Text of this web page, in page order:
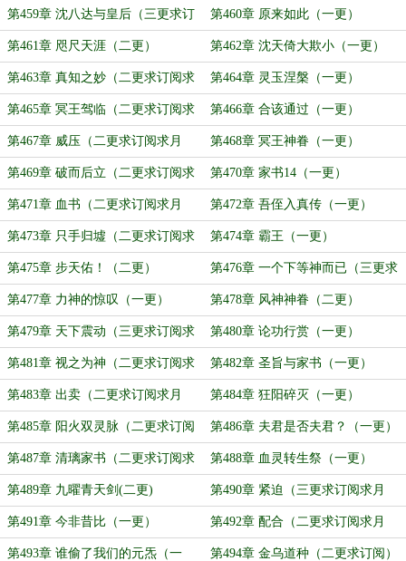
第459章 沈八达与皇后（三更求订
阅求月票）
第460章 原来如此（一更）
第461章 咫尺天涯（二更） 第462章 沈天倚大欺小（一更）
第463章 真知之妙（二更求订阅求
月票）
第464章 灵玉涅槃（一更）
第465章 冥王驾临（二更求订阅求
月票）
第466章 合该通过（一更）
第467章 威压（二更求订阅求月
票）
第468章 冥王神眷（一更）
第469章 破而后立（二更求订阅求
月票）
第470章 家书14（一更）
第471章 血书（二更求订阅求月
票）
第472章 吾侄入真传（一更）
第473章 只手归墟（二更求订阅求
月票）
第474章 霸王（一更）
第475章 步天佑！（二更） 第476章 一个下等神而已（三更求
订阅求月票）
第477章 力神的惊叹（一更） 第478章 风神神眷（二更）
第479章 天下震动（三更求订阅求
月票）
第480章 论功行赏（一更）
第481章 视之为神（二更求订阅求
月票）
第482章 圣旨与家书（一更）
第483章 出卖（二更求订阅求月
票）
第484章 狂阳碎灭（一更）
第485章 阳火双灵脉（二更求订阅
求月票）
第486章 夫君是否夫君？（一更）
第487章 清璃家书（二更求订阅求
月票）
第488章 血灵转生祭（一更）
第489章 九曜青天剑(二更) 第490章 紧迫（三更求订阅求月
票）
第491章 今非昔比（一更） 第492章 配合（二更求订阅求月
票）
第493章 谁偷了我们的元炁（一 第494章 金乌道种（二更求订阅）